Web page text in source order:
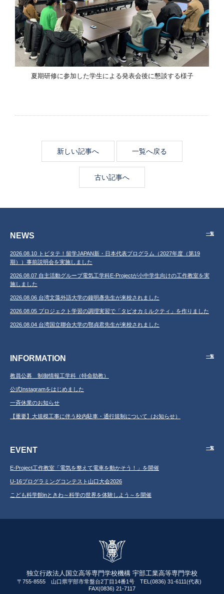
夏期研修に参加した学生による発表会後に懇談する様子
新しい記事へ 一覧へ戻る
古い記事へ
NEWS 一覧
2026.08.10 トビタテ！留学JAPAN新・日本代表プログラム（2027年度（第19
期））事前説明会を実施しました
2026.08.07 自主活動グループ電気工学科E-Projectが小中学生向けの工作教室を実
施しました
2026.08.06 台湾文藻外語大学の鐘明彥先生が来校されました
2026.08.05 プロジェクト学習の調理実習で「タピオカミルクティ」を作りました
2026.08.04 台湾国立聯合大学の鄂貞君先生が来校されました
INFORMATION 一覧
教員公募 制御情報工学科（特命助教）
公式Instagramをはじめました
一斉休業のお知らせ
【重要】大規模工事に伴う校内駐車・通行規制について（お知らせ）
EVENT 一覧
E-Project工作教室「電気を整えて電車を動かそう！」を開催
U-16プログラミングコンテスト山口大会2026
こども科学館inときわ～科学の世界を体験しよう～を開催
独立行政法人国立高等専門学校機構 宇部工業高等専門学校
〒755-8555 山口県宇部市常盤台2丁目14番1号 TEL(0836) 31-6111(代表)
FAX(0836) 21-7117